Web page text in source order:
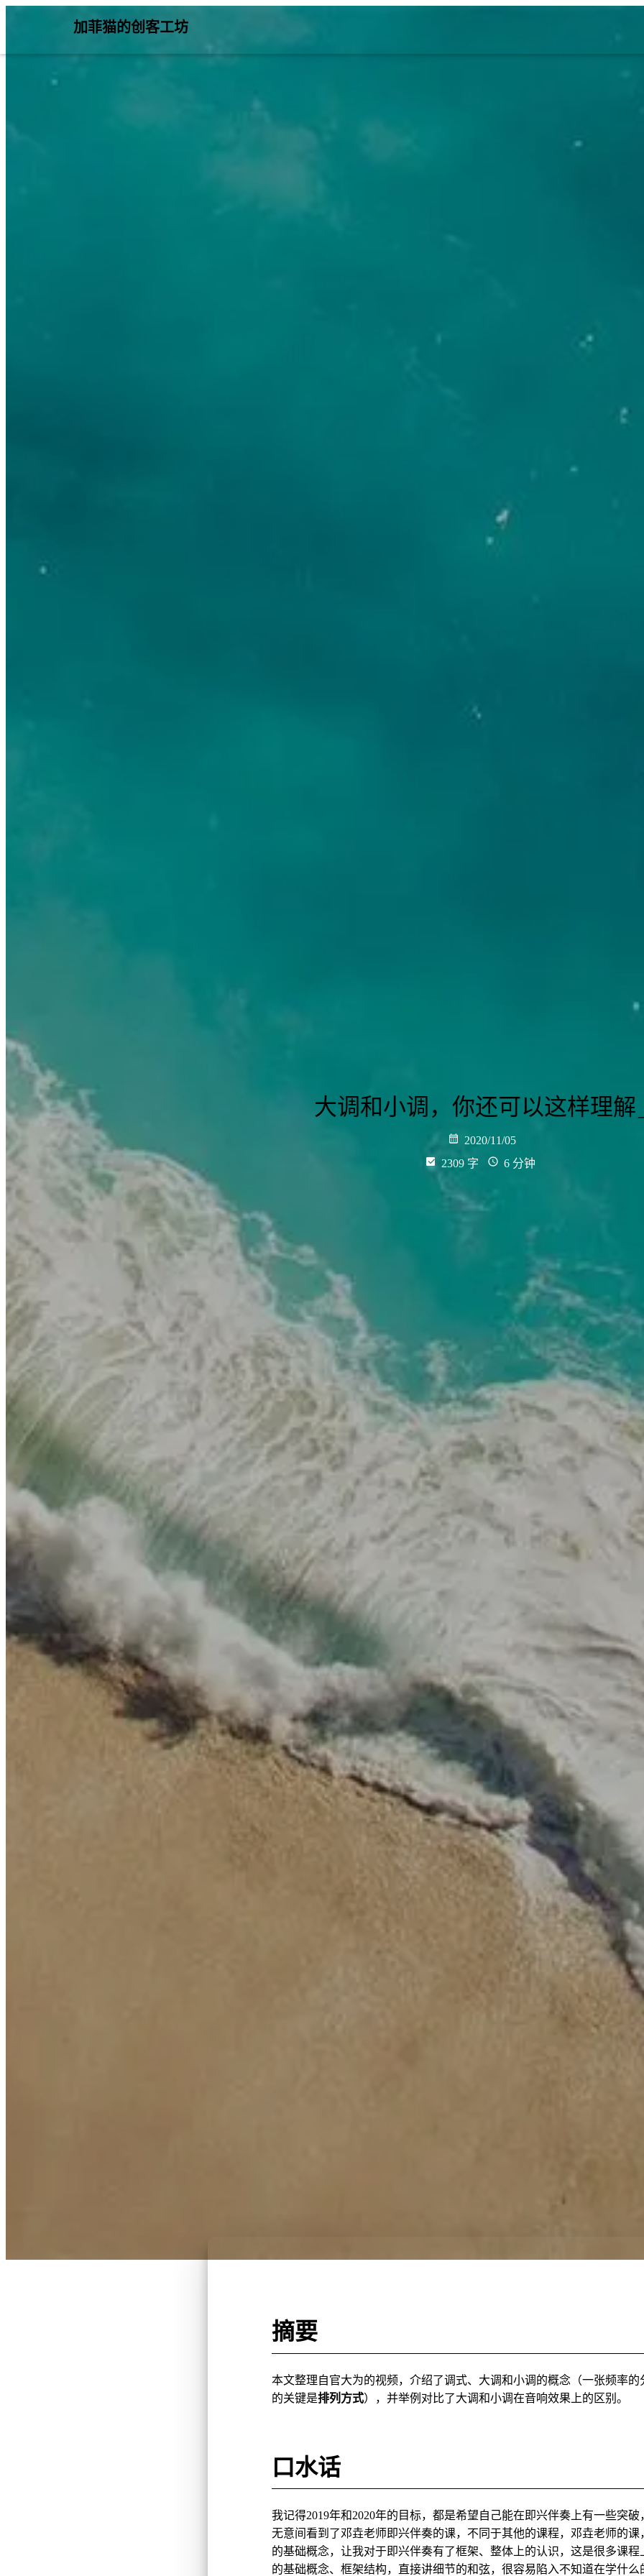
加菲猫的创客工坊
大调和小调，你还可以这样理解
2020/11/05
2309 字
6 分钟
摘要
本文整理自官大为的视频，介绍了调式、大调和小调的概念（一张频率
的关键是排列方式），并举例对比了大调和小调在音响效果上的区别。
口水话
我记得2019年和2020年的目标，都是希望自己能在即兴伴奏上有一些突
无意间看到了邓垚老师即兴伴奏的课，不同于其他的课程，邓垚老师的
的基础概念，让我对于即兴伴奏有了框架、整体上的认识，这是很多课
的基础概念、框架结构，直接讲细节的和弦，很容易陷入不知道在学什